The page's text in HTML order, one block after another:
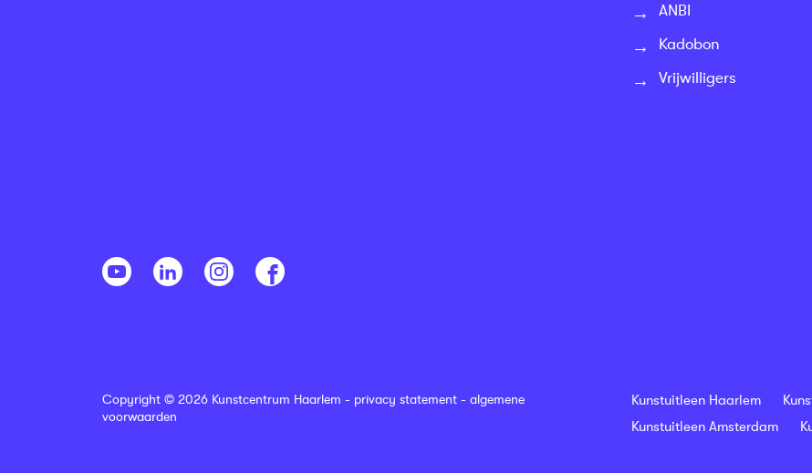
ANBI
Kadobon
Vrijwilligers
Copyright © 2026 Kunstcentrum Haarlem - privacy statement - algemene
voorwaarden
Kunstuitleen Haarlem
Kunstuitleen Amsterdam